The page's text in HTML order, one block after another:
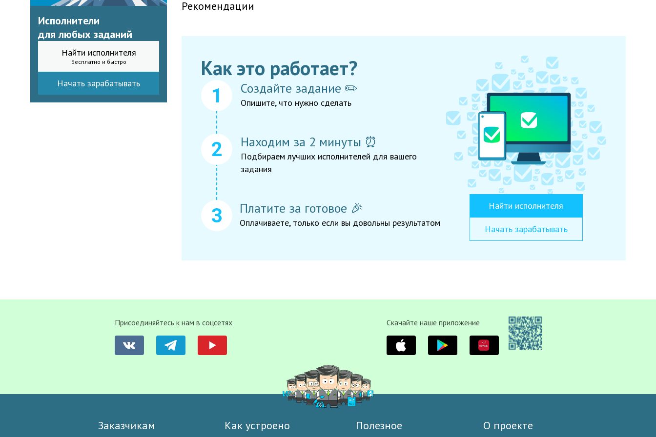
Исполнители
для любых заданий
Найти исполнителя
Бесплатно и быстро
Начать зарабатывать
Рекомендации
Как это работает?
Создайте задание ✏️
Опишите, что нужно сделать
Находим за 2 минуты ⏰
Подбираем лучших исполнителей для вашего
задания
Платите за готовое 🎉
Оплачиваете, только если вы довольны результатом
Найти исполнителя
Начать зарабатывать
Присоединяйтесь к нам в соцсетях Скачайте наше приложение
Заказчикам Как устроено Полезное О проекте